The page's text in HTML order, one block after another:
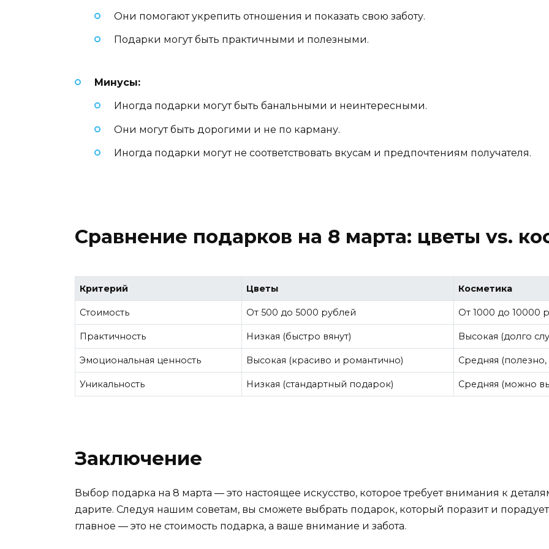
Они помогают укрепить отношения и показать свою заботу.
Подарки могут быть практичными и полезными.
Минусы:
Иногда подарки могут быть банальными и неинтересными.
Они могут быть дорогими и не по карману.
Иногда подарки могут не соответствовать вкусам и предпочтениям получателя.
Сравнение подарков на 8 марта: цветы vs.
Критерий Цветы Косметика
Стоимость От 500 до 5000 рублей От 1000 до 10000
Практичность Низкая (быстро вянут) Высокая (долго
Эмоциональная ценность Высокая (красиво и романтично) Средняя (полезно,
Уникальность Низкая (стандартный подарок) Средняя (можно
Заключение
Выбор подарка на 8 марта — это настоящее искусство, которое требует внимания к
дарите. Следуя нашим советам, вы сможете выбрать подарок, который поразит и
главное — это не стоимость подарка, а ваше внимание и забота.